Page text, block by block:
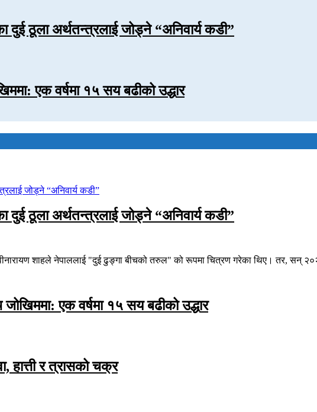
ठूला अर्थतन्त्रलाई जोड्ने “अनिवार्य कडी”
एक वर्षमा १५ सय बढीको उद्धार
ठूला अर्थतन्त्रलाई जोड्ने “अनिवार्य कडी”
शाहले नेपाललाई "दुई ढुङ्गा बीचको तरुल" को रूपमा चित्रण गरेका थिए। तर, सन्
एक वर्षमा १५ सय बढीको उद्धार
हात्ती र त्रासको चक्र